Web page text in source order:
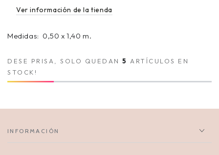
Ver información de la tienda
Medidas: 0,50 x 1,40 m.
DESE PRISA, SOLO QUEDAN 5
ARTÍCULOS EN
STOCK!
INFORMACIÓN